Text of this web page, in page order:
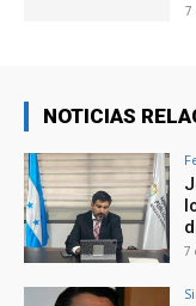
7
NOTICIAS
7